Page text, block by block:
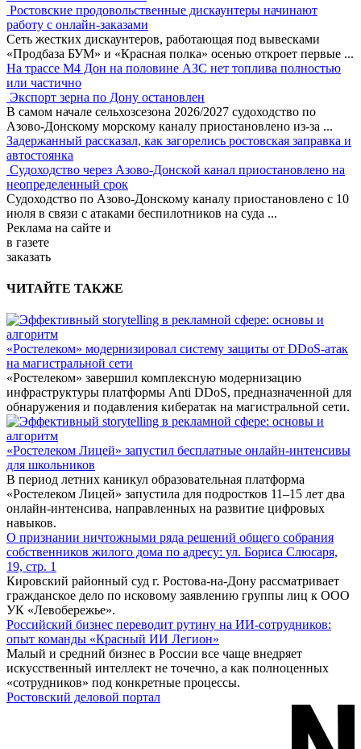
Ростовские продовольственные дискаунтеры начинают
работу с онлайн-заказами
Сеть жестких дискаунтеров, работающая под вывесками
«Продбаза БУМ» и «Красная полка» осенью откроет первые ...
На трассе М4 Дон на половине АЗС нет топлива полностью
или частично
Экспорт зерна по Дону остановлен
В самом начале сельхозсезона 2026/2027 судоходство по
Азово-Донскому морскому каналу приостановлено из-за ...
Задержанный рассказал, как загорелись ростовская заправка и
автостоянка
Судоходство через Азово-Донской канал приостановлено на
неопределенный срок
Судоходство по Азово-Донскому каналу приостановлено с 10
июля в связи с атаками беспилотников на суда ...
Реклама на сайте и
в газете
заказать
ЧИТАЙТЕ ТАКЖЕ
«Ростелеком» модернизировал систему защиты от DDoS-атак
на магистральной сети
«Ростелеком» завершил комплексную модернизацию
инфраструктуры платформы Anti DDoS, предназначенной для
обнаружения и подавления кибератак на магистральной сети.
«Ростелеком Лицей» запустил бесплатные онлайн-интенсивы
для школьников
В период летних каникул образовательная платформа
«Ростелеком Лицей» запустила для подростков 11–15 лет два
онлайн-интенсива, направленных на развитие цифровых
навыков.
О признании ничтожными ряда решений общего собрания
собственников жилого дома по адресу: ул. Бориса Слюсаря,
19, стр. 1
Кировский районный суд г. Ростова-на-Дону рассматривает
гражданское дело по исковому заявлению группы лиц к ООО
УК «Левобережье».
Российский бизнес переводит рутину на ИИ-сотрудников:
опыт команды «Красный ИИ Легион»
Малый и средний бизнес в России все чаще внедряет
искусственный интеллект не точечно, а как полноценных
«сотрудников» под конкретные процессы.
Ростовский деловой портал